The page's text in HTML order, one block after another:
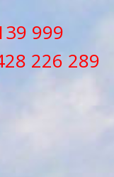
999
226 289